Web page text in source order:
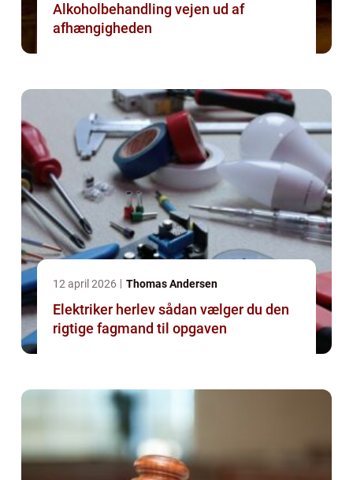
Alkoholbehandling vejen ud af
afhængigheden
12 april 2026 Thomas Andersen
Elektriker herlev sådan vælger du den
rigtige fagmand til opgaven